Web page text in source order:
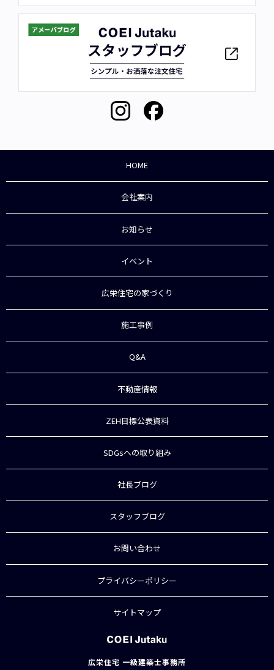
HOME
会社案内
お知らせ
イベント
広栄住宅の家づくり
施工事例
Q&A
不動産情報
ZEH目標公表資料
SDGsへの取り組み
社長ブログ
スタッフブログ
お問い合わせ
プライバシーポリシー
サイトマップ
広栄住宅 一級建築士事務所